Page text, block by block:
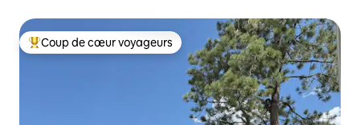
Coups de cœur voyageurs les plus appréciés
Coup de cœur voyageurs